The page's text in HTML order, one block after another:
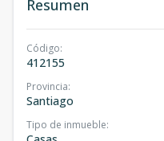
Resumen
Código:
412155
Provincia:
Santiago
Tipo de inmueble: